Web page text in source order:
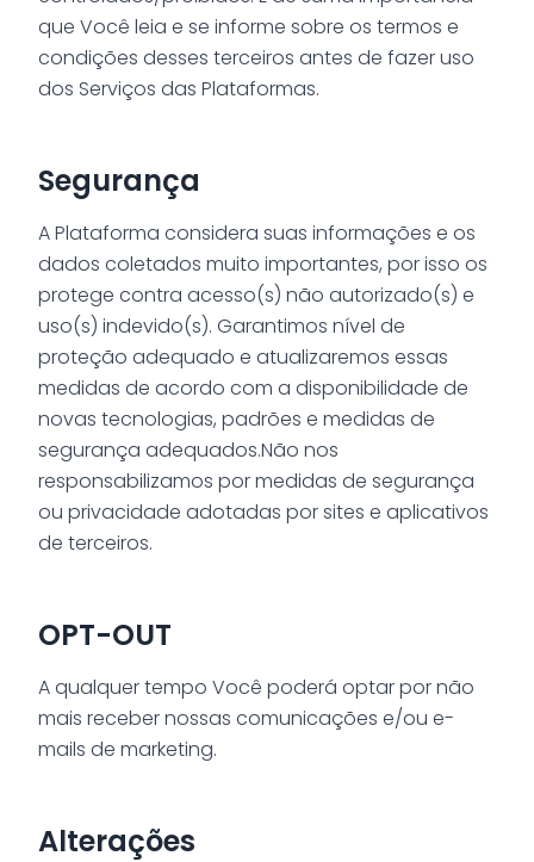
que Você leia e se informe sobre os termos e
condições desses terceiros antes de fazer uso
dos Serviços das Plataformas.
Segurança
A Plataforma considera suas informações e os
dados coletados muito importantes, por isso os
protege contra acesso(s) não autorizado(s) e
uso(s) indevido(s). Garantimos nível de
proteção adequado e atualizaremos essas
medidas de acordo com a disponibilidade de
novas tecnologias, padrões e medidas de
segurança adequados.Não nos
responsabilizamos por medidas de segurança
ou privacidade adotadas por sites e aplicativos
de terceiros.
OPT-OUT
A qualquer tempo Você poderá optar por não
mais receber nossas comunicações e/ou e-
mails de marketing.
Alterações